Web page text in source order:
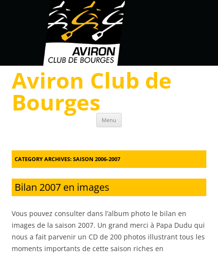
Aviron Club de
Bourges
Menu
CATEGORY ARCHIVES: SAISON 2006-2007
Bilan 2007 en images
Vous pouvez consulter dans l’album photo le bilan en
images de la saison 2007. Un grand merci à Papa Dudu qui
nous a fait parvenir un CD de 200 photos illustrant tous les
moments importants de cette saison riches en